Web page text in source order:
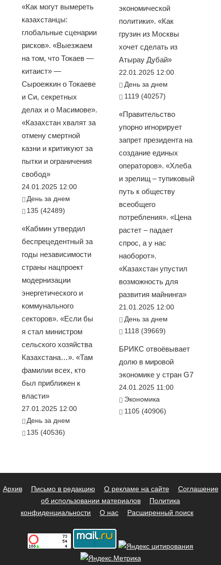
«Как могут вымереть
казахстанцы:
глобальные сценарии
рисков». «Выезжаем
на том, что Токаев —
китаист» —
Сыроежкин о Токаеве
и Си, секретных
делах и о Масимове».
«Казахстан хвалят за
отмену смертной
казни и критикуют за
пытки и ограничения
свобод»
24.01.2025 12:00
День за днем
135 (42489)
«Кабмин утвердил
беспрецедентный за
годы независимости
страны нацпроект
модернизации
энергетического и
коммунального
секторов». «Если бы
я стал министром
сельского хозяйства
Казахстана…». «Там
фамилии всех, кто
был приближен к
власти»
27.01.2025 12:00
День за днем
135 (40536)
экономической
политики». «Как
грузин из Москвы
хочет сделать из
Атырау Дубай»
22.01.2025 12:00
День за днем
1119 (40257)
«Правительство
упорно игнорирует
запрет президента на
создание единых
операторов». «Хлеба
и зрелищ – тупиковый
путь к обществу
всеобщего
потребления». «Цена
растет – падает
спрос, а у нас
наоборот».
«Казахстан упустил
возможность для
развития майнинга»
21.01.2025 12:00
День за днем
1118 (39669)
БРИКС отвоёвывает
долю в мировой
экономике у стран G7
24.01.2025 11:00
Экономика
1105 (40906)
Архив Письмо в редакцию О рекламе на сайте
Соглашение
об использовании материалов
Политика
конфиденциальности
О нас Расширенный поиск